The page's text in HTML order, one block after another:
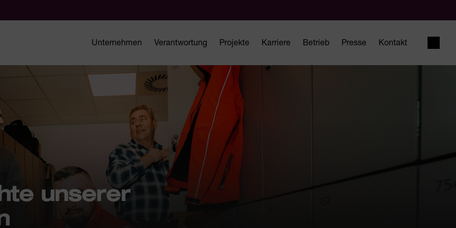
Unternehmen Verantwortung Projekte Karriere Betrieb Presse Kontakt
unserer